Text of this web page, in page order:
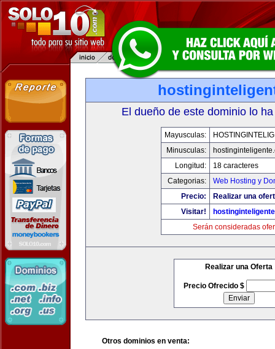
El dueño de este dominio lo
Mayusculas:
Minusculas:
Longitud:
18 caracteres
Categorias:
Web Hosting y
Precio:
Realizar una
Visitar!
Serán consideradas
Realizar una Oferta
Precio Ofrecido $
Otros dominios en venta: